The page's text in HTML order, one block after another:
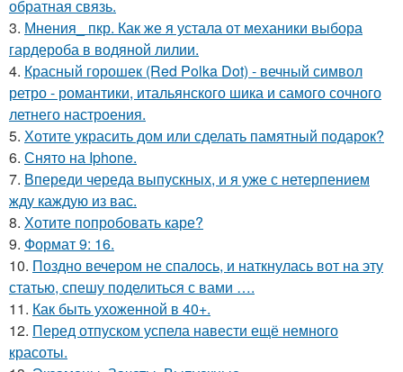
обратная связь.
3. Мнения_ пкр. Как же я устала от механики выбора
гардероба в водяной лилии.
4. Красный горошек (Red Polka Dot) - вечный символ
ретро - романтики, итальянского шика и самого сочного
летнего настроения.
5. Хотите украсить дом или сделать памятный подарок?
6. Снято на Iphone.
7. Впереди череда выпускных, и я уже с нетерпением
жду каждую из вас.
8. Хотите попробовать каре?
9. Формат 9: 16.
10. Поздно вечером не спалось, и наткнулась вот на эту
статью, спешу поделиться с вами ….
11. Как быть ухоженной в 40+.
12. Перед отпуском успела навести ещё немного
красоты.